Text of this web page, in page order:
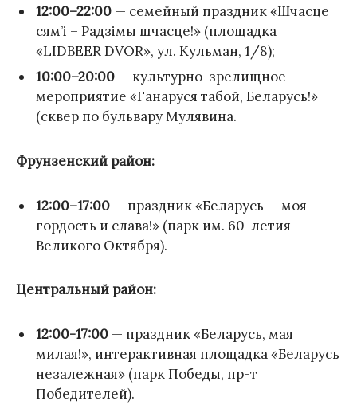
12:00–22:00 — семейный праздник «Шчасце
сям’і – Радзімы шчасце!» (площадка
«LIDBEER DVOR», ул. Кульман, 1/8);
10:00–20:00 — культурно-зрелищное
мероприятие «Ганаруся табой, Беларусь!»
(сквер по бульвару Мулявина.
Фрунзенский район:
12:00–17:00 — праздник «Беларусь — моя
гордость и слава!» (парк им. 60-летия
Великого Октября).
Центральный район:
12:00-17:00 — праздник «Беларусь, мая
милая!», интерактивная площадка «Беларусь
незалежная» (парк Победы, пр-т
Победителей).